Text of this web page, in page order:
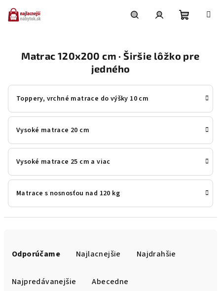
obsah
košík
Matrac 120x200 cm · Širšie lôžko pre
jedného
Toppery, vrchné matrace do výšky 10 cm
Vysoké matrace 20 cm
Vysoké matrace 25 cm a viac
Matrace s nosnosťou nad 120 kg
Odporúčame Najlacnejšie Najdrahšie
Najpredávanejšie Abecedne